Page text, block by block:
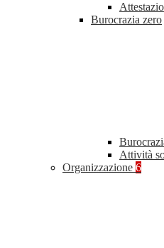
Burocrazia zero
Attività
Organizzazione 6